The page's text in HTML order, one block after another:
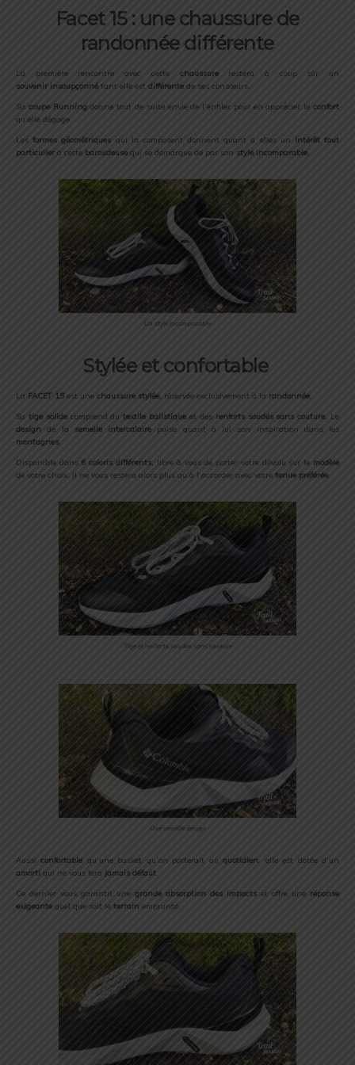
Facet 15 : une chaussure de
randonnée différente
La première rencontre avec cette chaussurerestera à coup sûr un
souvenir insoupçonné tant elle est différente de ses consœurs.
Sa coupe Running donne tout de suite envie de l’enfiler pour en apprécier leconfort
qu’elle dégage.
Lesformes géométriques qui la composent donnent quant à elles un intérêt tout
particulier à cette baroudeuse qui se démarque de par son style incomparable.
Un style incomparable
Stylée et confortable
La FACET 15 est une chaussure stylée, réservée exclusivement à la randonnée.
Sa tige solidecomprend dutextile balistique et des renforts soudés sans couture. Le
design de la semelle intercalaire puise quant à lui son inspiration dans les
montagnes.
Disponible dans 6 coloris différents, libre à vous de porter votre dévolu sur le modèle
de votre choix. Il ne vous restera alors plus qu’à l’accorder avec votre tenue préférée.
Tige et renforts soudés sans couture
Une semelle design
Aussiconfortable qu’une basket qu’on porterait auquotidien, elle est dotée d’un
amorti qui ne vous fera jamais défaut.
Ce dernier vous garantit une grande absorption des impacts et offre une réponse
exigeante quel que soit le terrain emprunté.